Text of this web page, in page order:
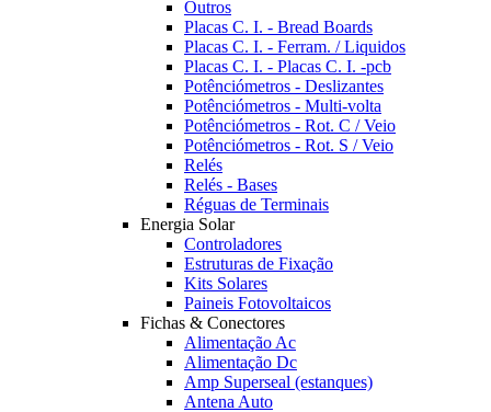
Outros
Placas C. I. - Bread Boards
Placas C. I. - Ferram. / Liquidos
Placas C. I. - Placas C. I. -pcb
Potênciómetros - Deslizantes
Potênciómetros - Multi-volta
Potênciómetros - Rot. C / Veio
Potênciómetros - Rot. S / Veio
Relés
Relés - Bases
Réguas de Terminais
Energia Solar
Controladores
Estruturas de Fixação
Kits Solares
Paineis Fotovoltaicos
Fichas & Conectores
Alimentação Ac
Alimentação Dc
Amp Superseal (estanques)
Antena Auto